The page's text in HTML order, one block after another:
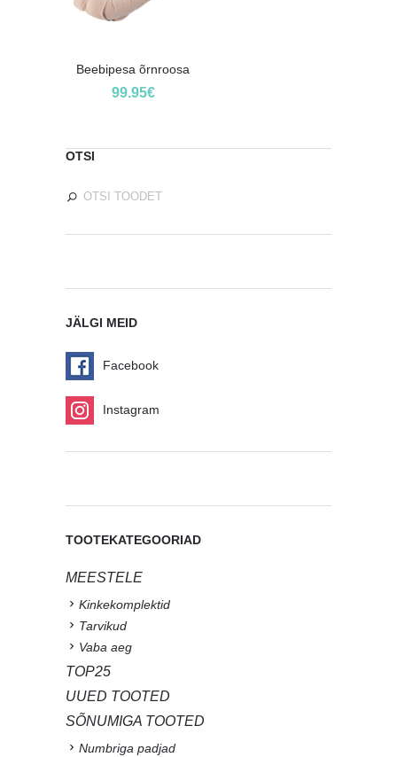
Beebipesa õrnroosa
99.95€
OTSI
JÄLGI MEID
Facebook
Instagram
TOOTEKATEGOORIAD
MEESTELE
Kinkekomplektid
Tarvikud
Vaba aeg
TOP25
UUED TOOTED
SÕNUMIGA TOOTED
Numbriga padjad